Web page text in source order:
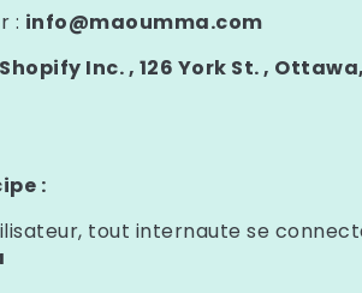
: info@maoumma.com
Shopify Inc. , 126 York St. ,
:
tout internaute se